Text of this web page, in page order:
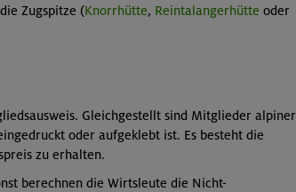
Zugspitze (Knorrhütte, Reintalangerhütte oder
Gleichgestellt sind Mitglieder alpiner
oder aufgeklebt ist. Es besteht die
zu erhalten.
berechnen die Wirtsleute die Nicht-